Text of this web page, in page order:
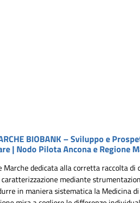
BIOBANK – Sviluppo e
| Nodo Pilota Ancona e Regione
dedicata alla corretta raccolta di
mediante
in maniera sistematica la Medicina